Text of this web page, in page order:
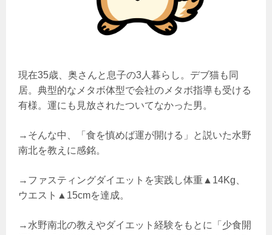
現在35歳、奥さんと息子の3人暮らし。デブ猫も同
居。典型的なメタボ体型で会社のメタボ指導も受ける
有様。運にも見放されたついてなかった男。
→そんな中、「食を慎めば運が開ける」と説いた水野
南北を教えに感銘。
→ファスティングダイエットを実践し体重▲14Kg、
ウエスト▲15cmを達成。
→水野南北の教えやダイエット経験をもとに「少食開